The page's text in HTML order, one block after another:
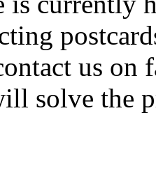
us
solve the